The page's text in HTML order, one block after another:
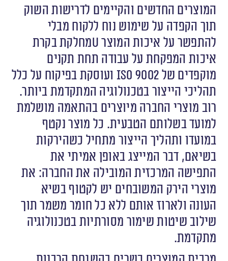
המוצרים החדשים והקיימים לדרישות השוק
תוך הקפדה על שימוש נוח ללקוח מבלי
להתפשר על איכות המוצר uמחלקת בקרת
איכות המפקחת על עבודה תחת תקנים
מוקפדים של ISO 9002 ועוסקת בפיקוח על כלל
תהליכי הייצור בטכנולוגיה המתקדמת ביותר.
רוב מוצרי החברה מיוצרים בהתאמה מושלמת
למועד בשלותם הטבעית. כל מוצר נקטף
במועדו ותהליך הייצור מתחיל כשהירקות
בשיאם, דבר המייצג באופן אמיתי את
התפישה המרכזית המובילה את החברה: את
מוצרי הירק המשובחים יש לקטוף בשיא
העונה ולארוז אותם ללא כל חומר משמר תוך
שילוב שיטות שימור מסורתיות בטכנולוגיה
מתקדמת.